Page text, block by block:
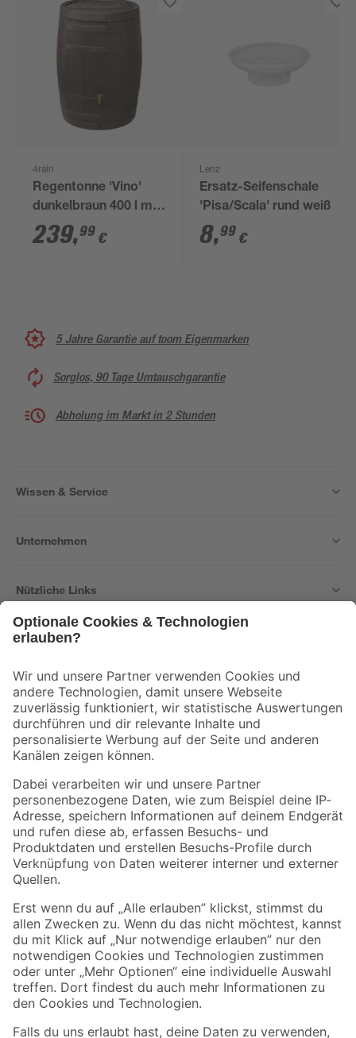
4rain
Regentonne 'Vino'
dunkelbraun 400 l mit
Hahn
239,99 €
Lenz
Ersatz-Seifenschale
'Pisa/Scala' rund weiß
8,99 €
5 Jahre Garantie auf toom Eigenmarken
Sorglos, 90 Tage Umtauschgarantie
Abholung im Markt in 2 Stunden
Wissen & Service
Unternehmen
Nützliche Links
Der toom Newsletter: Keine Angebote und Aktionen mehr verpassen!
Zur Newsletter Anmeldung
Folge uns
Zahlungsarten Versandarten
Sicher einkaufen
Jetzt die toom-App herunterladen